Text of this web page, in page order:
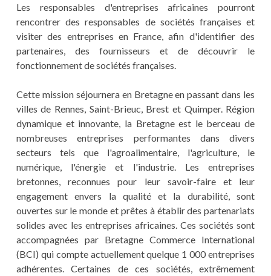
Les responsables d'entreprises africaines pourront
rencontrer des responsables de sociétés françaises et
visiter des entreprises en France, afin d'identifier des
partenaires, des fournisseurs et de découvrir le
fonctionnement de sociétés françaises.
Cette mission séjournera en Bretagne en passant dans les
villes de Rennes, Saint-Brieuc, Brest et Quimper. Région
dynamique et innovante, la Bretagne est le berceau de
nombreuses entreprises performantes dans divers
secteurs tels que l'agroalimentaire, l'agriculture, le
numérique, l'énergie et l'industrie. Les entreprises
bretonnes, reconnues pour leur savoir-faire et leur
engagement envers la qualité et la durabilité, sont
ouvertes sur le monde et prêtes à établir des partenariats
solides avec les entreprises africaines. Ces sociétés sont
accompagnées par Bretagne Commerce International
(BCI) qui compte actuellement quelque 1 000 entreprises
adhérentes. Certaines de ces sociétés, extrêmement